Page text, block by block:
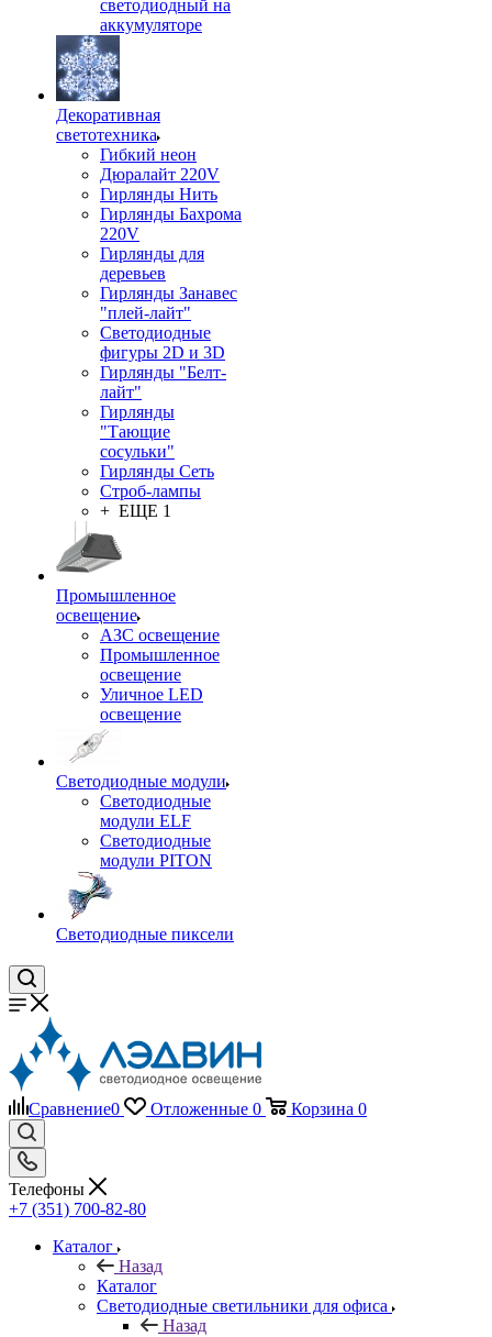
светодиодный на
аккумуляторе
Декоративная
светотехника
Гибкий неон
Дюралайт 220V
Гирлянды Нить
Гирлянды Бахрома
220V
Гирлянды для
деревьев
Гирлянды Занавес
"плей-лайт"
Светодиодные
фигуры 2D и 3D
Гирлянды "Белт-
лайт"
Гирлянды
"Тающие
сосульки"
Гирлянды Сеть
Строб-лампы
+ ЕЩЕ 1
Промышленное
освещение
АЗС освещение
Промышленное
освещение
Уличное LED
освещение
Светодиодные модули
Светодиодные
модули ELF
Светодиодные
модули PITON
Светодиодные пиксели
Сравнение0 Отложенные 0 Корзина 0
Телефоны
+7 (351) 700-82-80
Каталог
Назад
Каталог
Светодиодные светильники для офиса
Назад